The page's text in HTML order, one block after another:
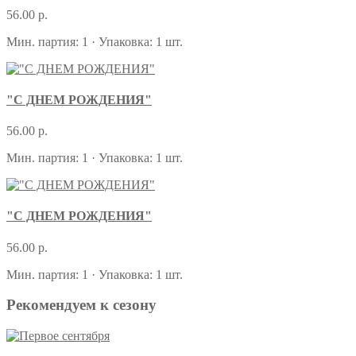
56.00 р.
Мин. партия: 1 · Упаковка: 1 шт.
"С ДНЕМ РОЖДЕНИЯ"
56.00 р.
Мин. партия: 1 · Упаковка: 1 шт.
"С ДНЕМ РОЖДЕНИЯ"
56.00 р.
Мин. партия: 1 · Упаковка: 1 шт.
Рекомендуем к сезону